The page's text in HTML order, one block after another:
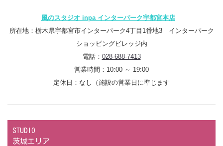
風のスタジオ inpa インターパーク宇都宮本店
所在地：栃木県宇都宮市インターパーク4丁目1番地3 インターパーク
ショッピングビレッジ内
電話： 028-688-7413
営業時間：10:00 ～ 19:00
定休日：なし（施設の営業日に準じます
STUDIO
茨城エリア